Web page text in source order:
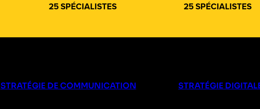
25 SPÉCIALISTES
25 SPÉCIALISTES
STRATÉGIE DE COMMUNICATION STRATÉGIE